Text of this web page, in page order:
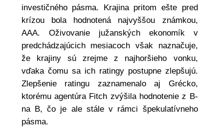
investičného pásma. Krajina pritom ešte pred
krízou bola hodnotená najvyššou známkou,
AAA. Oživovanie južanských ekonomík v
predchádzajúcich mesiacoch však naznačuje,
že krajiny sú zrejme z najhoršieho vonku,
vďaka čomu sa ich ratingy postupne zlepšujú.
Zlepšenie ratingu zaznamenalo aj Grécko,
ktorému agentúra Fitch zvýšila hodnotenie z B-
na B, čo je ale stále v rámci špekulatívneho
pásma.